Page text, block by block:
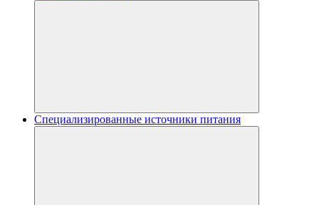
Специализированные источники питания